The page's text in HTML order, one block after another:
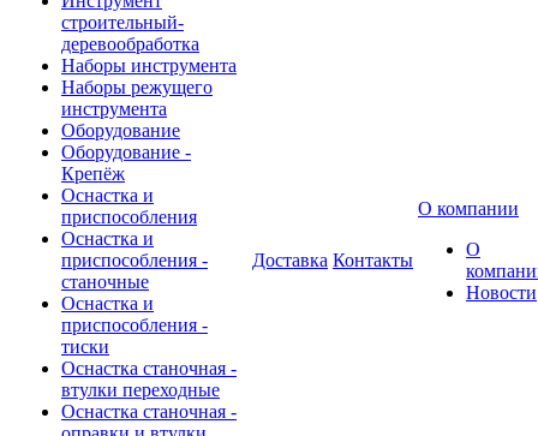
строительный-
деревообработка
Наборы инструмента
Наборы режущего
инструмента
Оборудование
Оборудование -
Крепёж
Оснастка и
приспособления
Оснастка и
приспособления -
станочные
Оснастка и
приспособления -
тиски
Оснастка станочная -
втулки переходные
Оснастка станочная -
Доставка Контакты
О компании
О
Новости